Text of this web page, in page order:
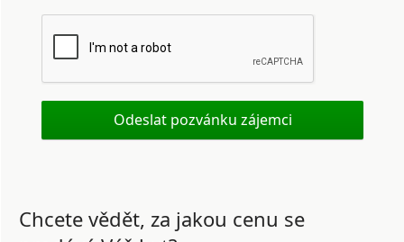
Chcete vědět, za jakou cenu se